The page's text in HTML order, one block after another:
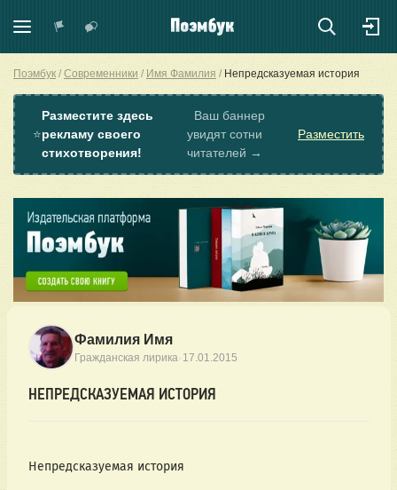
Поэмбук Современники Имя Фамилия Непредсказуемая история
⭐
Разместите здесь
рекламу своего
стихотворения!
Ваш баннер
увидят сотни
читателей →
Разместить
Фамилия Имя
Гражданская лирика· 17.01.2015
НЕПРЕДСКАЗУЕМАЯ ИСТОРИЯ
Непредсказуемая история